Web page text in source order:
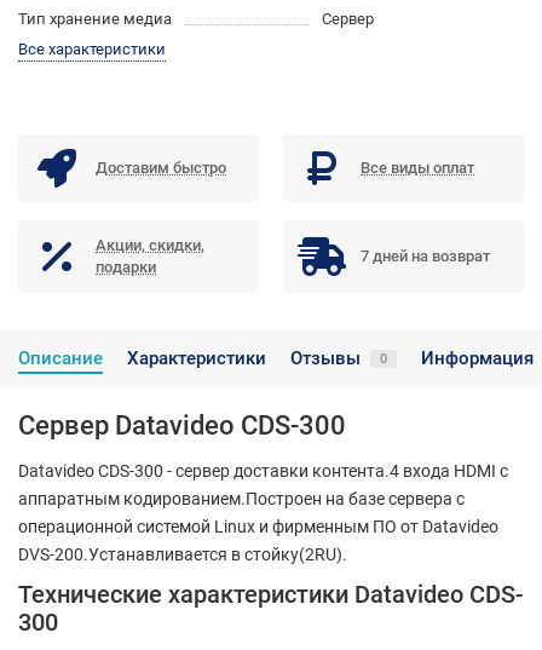
Тип хранение медиа
Сервер
Все характеристики
Доставим быстро Все виды оплат
Акции, скидки,
подарки
7 дней на возврат
Описание Характеристики Отзывы 0 Информация
Сервер Datavideo CDS-300
Datavideo CDS-300 - сервер доставки контента.4 входа HDMI с
аппаратным кодированием.Построен на базе сервера с
операционной системой Linux и фирменным ПО от Datavideo
DVS-200.Устанавливается в стойку(2RU).
Технические характеристики Datavideo CDS-
300